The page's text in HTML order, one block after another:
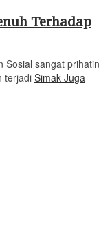
Terhadap
Sosial sangat prihatin
terjadi Simak Juga